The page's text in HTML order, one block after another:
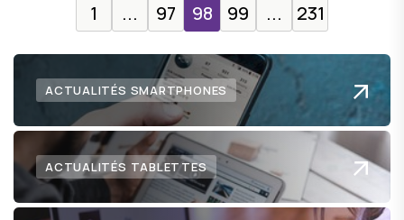
1 ... 97 98 99 ... 231
ACTUALITÉS SMARTPHONES
ACTUALITÉS TABLETTES